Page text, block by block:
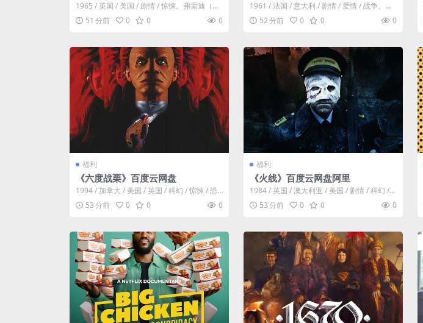
1965 / 英国 / 美国 / 剧情 / 惊悚。弗雷迪（特
伦斯·斯坦普 Ter...
51 分前 0 0 0
1961 / 法国 / 意大利 / 剧情 / 爱情 / 战争。一
个年轻英俊的神父...
52 分前 0 0 0
福利
《六度战栗》百度云网盘
1994 / 加拿大 / 美国 / 英国 / 科幻 / 惊悚 / 恐
怖。电影讲述...
53 分前 0 0 0
福利
《火线》百度云网盘阿里
1984 / 英国 / 澳大利亚 / 美国 / 剧情 / 科幻 /
战争。故事背...
53 分前 0 0 0